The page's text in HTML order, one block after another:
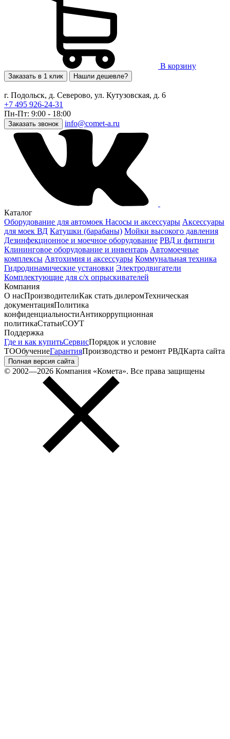
В корзину
Заказать в 1 клик Нашли дешевле?
г. Подольск, д. Северово, ул. Кутузовская, д. 6
+7 495 926-24-31
Пн-Пт: 9:00 - 18:00
Заказать звонок info@comet-a.ru
Каталог
Оборудование для автомоек Насосы и аксессуары Аксессуары
для моек ВД Катушки (барабаны) Мойки высокого давления
Дезинфекционное и моечное оборудование РВД и фитинги
Клининговое оборудование и инвентарь Автомоечные
комплексы Автохимия и аксессуары Коммунальная техника
Гидродинамические установки Электродвигатели
Комплектующие для с/х опрыскивателей
Компания
О насПроизводителиКак стать дилеромТехническая
документацияПолитика
конфиденциальностиАнтикоррупционная
политикаСтатьиСОУТ
Поддержка
Где и как купитьСервисПорядок и условие
ТООбучениеГарантияПроизводство и ремонт РВДКарта сайта
Полная версия сайта
© 2002—2026 Компания «Комета». Все права защищены